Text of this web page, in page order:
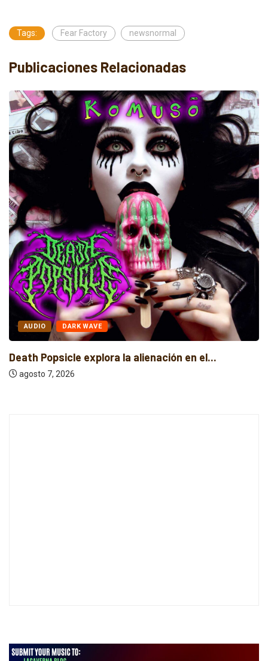
Tags: Fear Factory newsnormal
Publicaciones Relacionadas
AUDIO DARK WAVE
Death Popsicle explora la alienación en el...
agosto 7, 2026